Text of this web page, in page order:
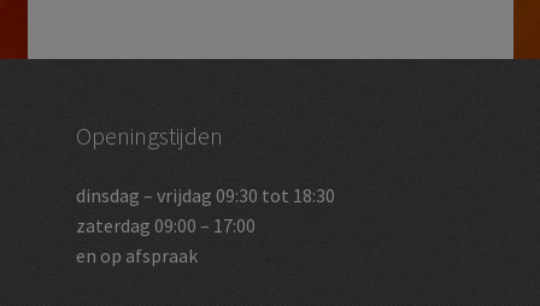
Openingstijden
dinsdag – vrijdag 09:30 tot 18:30
zaterdag 09:00 – 17:00
en op afspraak